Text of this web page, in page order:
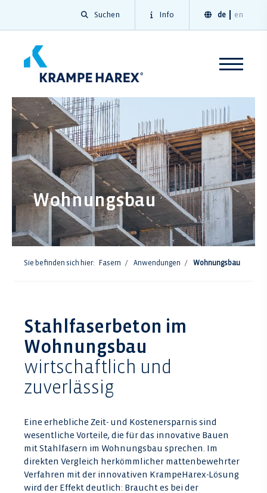
Suchen Info de en
Wohnungsbau
Sie befinden sich hier: Fasern Anwendungen Wohnungsbau
Stahlfaserbeton im
Wohnungsbau
wirtschaftlich und
zuverlässig
Eine erhebliche Zeit- und Kostenersparnis sind
wesentliche Vorteile, die für das innovative Bauen
mit Stahlfasern im Wohnungsbau sprechen. Im
direkten Vergleich herkömmlicher mattenbewehrter
Verfahren mit der innovativen KrampeHarex-Lösung
wird der Effekt deutlich: Braucht es bei der